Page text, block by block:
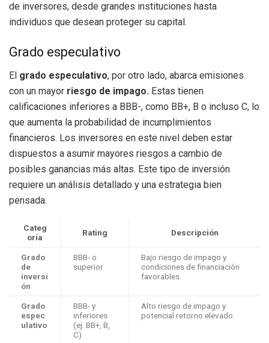
de inversores, desde grandes instituciones hasta
individuos que desean proteger su capital.
Grado especulativo
El grado especulativo, por otro lado, abarca emisiones
con un mayor riesgo de impago. Estas tienen
calificaciones inferiores a BBB-, como BB+, B o incluso C, lo
que aumenta la probabilidad de incumplimientos
financieros. Los inversores en este nivel deben estar
dispuestos a asumir mayores riesgos a cambio de
posibles ganancias más altas. Este tipo de inversión
requiere un análisis detallado y una estrategia bien
pensada.
Categ
oría
Rating Descripción
Grado
de
inversi
ón
BBB- o
superior
Bajo riesgo de impago y
condiciones de financiación
favorables.
Grado
espec
ulativo
BBB- y
inferiores
(ej. BB+, B,
C)
Alto riesgo de impago y
potencial retorno elevado.